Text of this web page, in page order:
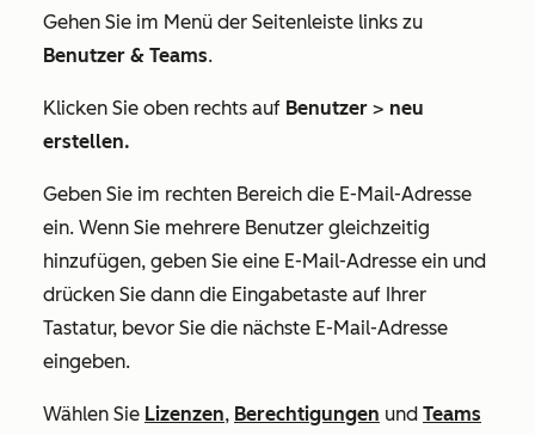
Gehen Sie im Menü der Seitenleiste links zu
Benutzer & Teams.
Klicken Sie oben rechts auf Benutzer > neu
erstellen.
Geben Sie im rechten Bereich die E-Mail-Adresse
ein. Wenn Sie mehrere Benutzer gleichzeitig
hinzufügen, geben Sie eine E-Mail-Adresse ein und
drücken Sie dann die Eingabetaste auf Ihrer
Tastatur, bevor Sie die nächste E-Mail-Adresse
eingeben.
Wählen Sie Lizenzen, Berechtigungen und Teams